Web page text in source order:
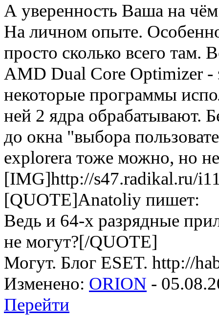
А уверенность Ваша на
На личном опыте.
просто сколько всего там.
AMD Dual Core Optimizer -
некоторые программы
ней 2 ядра обрабатывают.
до окна "выбора
explorera тоже можно, но
[IMG]http://s47.radikal.ru/
[QUOTE]Anatoliy пишет:
Ведь и 64-х разрядные
не могут?[/QUOTE]
Могут. Блог ESET. http://
Изменено: ORION -
Перейти